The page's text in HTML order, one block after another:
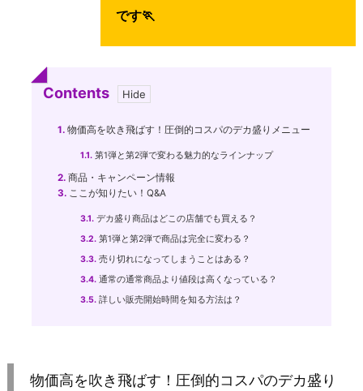
です🏃
Contents
1. 物価高を吹き飛ばす！圧倒的コスパのデカ盛りメニュー
1.1. 第1弾と第2弾で変わる魅力的なラインナップ
2. 商品・キャンペーン情報
3. ここが知りたい！Q&A
3.1. デカ盛り商品はどこの店舗でも買える？
3.2. 第1弾と第2弾で商品は完全に変わる？
3.3. 売り切れになってしまうことはある？
3.4. 通常の通常商品より値段は高くなっている？
3.5. 詳しい販売開始時間を知る方法は？
物価高を吹き飛ばす！圧倒的コスパのデカ盛り